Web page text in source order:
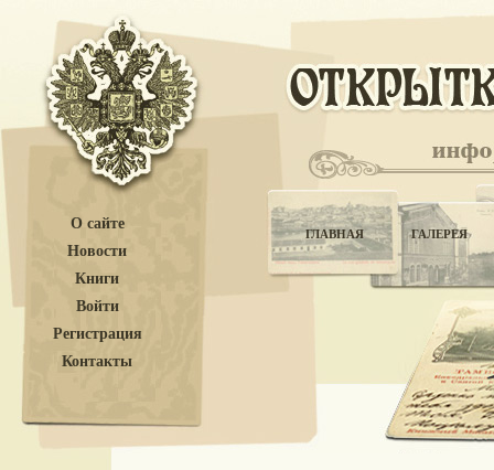
О сайте
Новости
Книги
Войти
Регистрация
Контакты
ГЛАВНАЯ ГАЛЕРЕЯ